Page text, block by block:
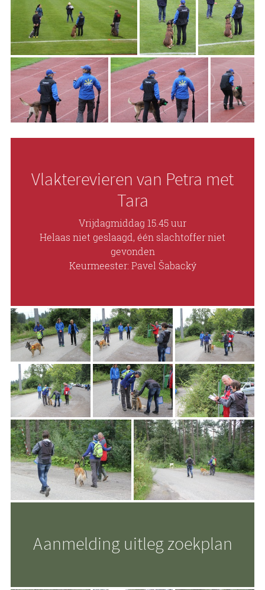
Vlakterevieren van Petra met
Tara
Vrijdagmiddag 15.45 uur
Helaas niet geslaagd, één slachtoffer niet
gevonden
Keurmeester: Pavel Šabacký
Aanmelding uitleg zoekplan